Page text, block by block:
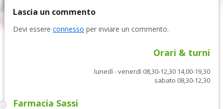
Lascia un commento
Devi essereconnesso per inviare un commento.
Orari & turni
lunedì - venerdì 08,30-12,30 14,00-19,30
sabato 08,30-12,30
Farmacia Sassi